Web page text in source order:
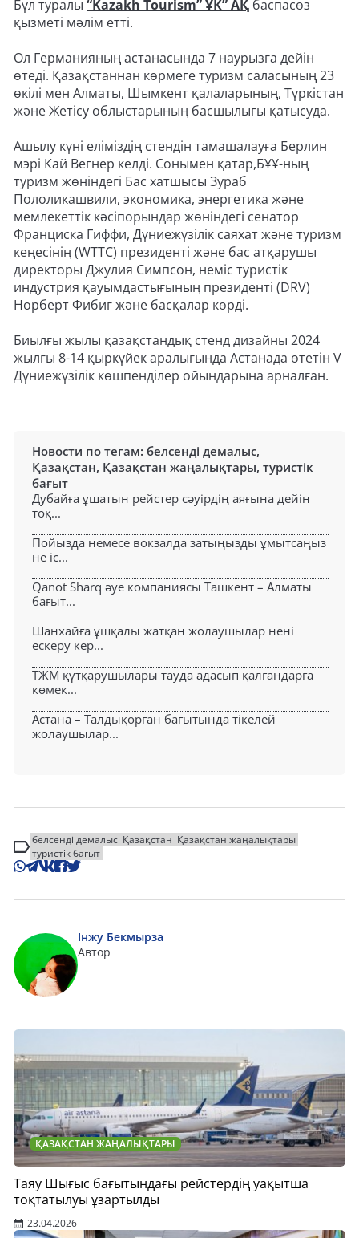
Бұл туралы “Kazakh Tourism” ҰК” АҚ баспасөз
қызметі мәлім етті.
Ол Германияның астанасында 7 наурызға дейін
өтеді. Қазақстаннан көрмеге туризм саласының 23
өкілі мен Алматы, Шымкент қалаларының, Түркістан
және Жетісу облыстарының басшылығы қатысуда.
Ашылу күні еліміздің стендін тамашалауға Берлин
мэрі Кай Вегнер келді. Сонымен қатар,БҰҰ-ның
туризм жөніндегі Бас хатшысы Зураб
Пололикашвили, экономика, энергетика және
мемлекеттік кәсіпорындар жөніндегі сенатор
Франциска Гиффи, Дүниежүзілік саяхат және туризм
кеңесінің (WTTC) президенті және бас атқарушы
директоры Джулия Симпсон, неміс туристік
индустрия қауымдастығының президенті (DRV)
Норберт Фибиг және басқалар көрді.
Биылғы жылы қазақстандық стенд дизайны 2024
жылғы 8-14 қыркүйек аралығында Астанада өтетін V
Дүниежүзілік көшпенділер ойындарына арналған.
Новости по тегам: белсенді демалыс,
Қазақстан, Қазақстан жаңалықтары, туристік
бағыт
Дубайға ұшатын рейстер сәуірдің аяғына дейін
тоқ...
Пойызда немесе вокзалда затыңызды ұмытсаңыз
не іс...
Qanot Sharq әуе компаниясы Ташкент – Алматы
бағыт...
Шанхайға ұшқалы жатқан жолаушылар нені
ескеру кер...
ТЖМ құтқарушылары тауда адасып қалғандарға
көмек...
Астана – Талдықорған бағытында тікелей
жолаушылар...
белсенді демалыс Қазақстан Қазақстан жаңалықтары
туристік бағыт
Інжу Бекмырза
Автор
ҚАЗАҚСТАН ЖАҢАЛЫҚТАРЫ
Таяу Шығыс бағытындағы рейстердің уақытша
тоқтатылуы ұзартылды
23.04.2026